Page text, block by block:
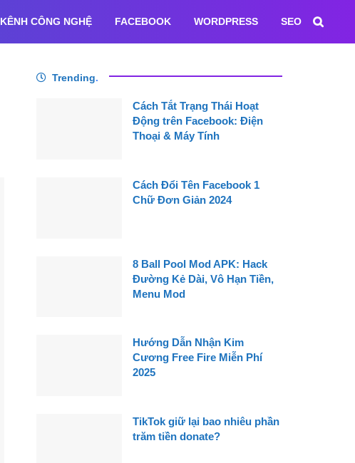
KÊNH CÔNG NGHỆ FACEBOOK WORDPRESS SEO
Trending.
Cách Tắt Trạng Thái Hoạt
Động trên Facebook: Điện
Thoại & Máy Tính
Cách Đổi Tên Facebook 1
Chữ Đơn Giản 2024
8 Ball Pool Mod APK: Hack
Đường Kẻ Dài, Vô Hạn Tiền,
Menu Mod
Hướng Dẫn Nhận Kim
Cương Free Fire Miễn Phí
2025
TikTok giữ lại bao nhiêu phần
trăm tiền donate?